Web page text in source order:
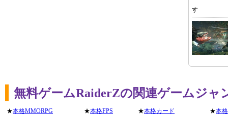
す
無料ゲームRaiderZの関連ゲームジャ
★本格MMORPG ★本格FPS ★本格カード ★本